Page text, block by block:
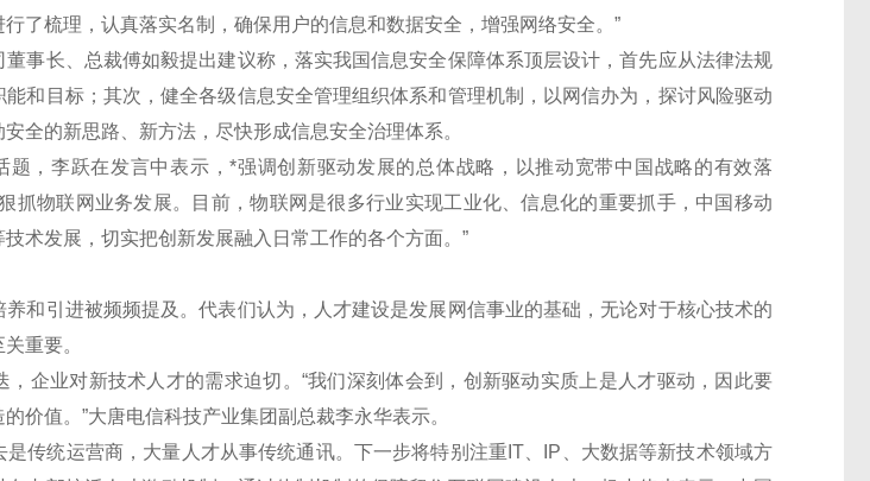
了梳理，认真落实名制，确保用户的信息和数据安全，增强网络安全。”
长、总裁傅如毅提出建议称，落实我国信息安全保障体系顶层设计，首先应从法律法规
和目标；其次，健全各级信息安全管理组织体系和管理机制，以网信办为，探讨风险驱动
全的新思路、新方法，尽快形成信息安全治理体系。
，李跃在发言中表示，*强调创新驱动发展的总体战略，以推动宽带中国战略的有效落
抓物联网业务发展。目前，物联网是很多行业实现工业化、信息化的重要抓手，中国移动
术发展，切实把创新发展融入日常工作的各个方面。”
引进被频频提及。代表们认为，人才建设是发展网信事业的基础，无论对于核心技术的
重要。
业对新技术人才的需求迫切。“我们深刻体会到，创新驱动实质上是人才驱动，因此要
价值。”大唐电信科技产业集团副总裁李永华表示。
统运营商，大量人才从事传统通讯。下一步将特别注重IT、IP、大数据等新技术领域方